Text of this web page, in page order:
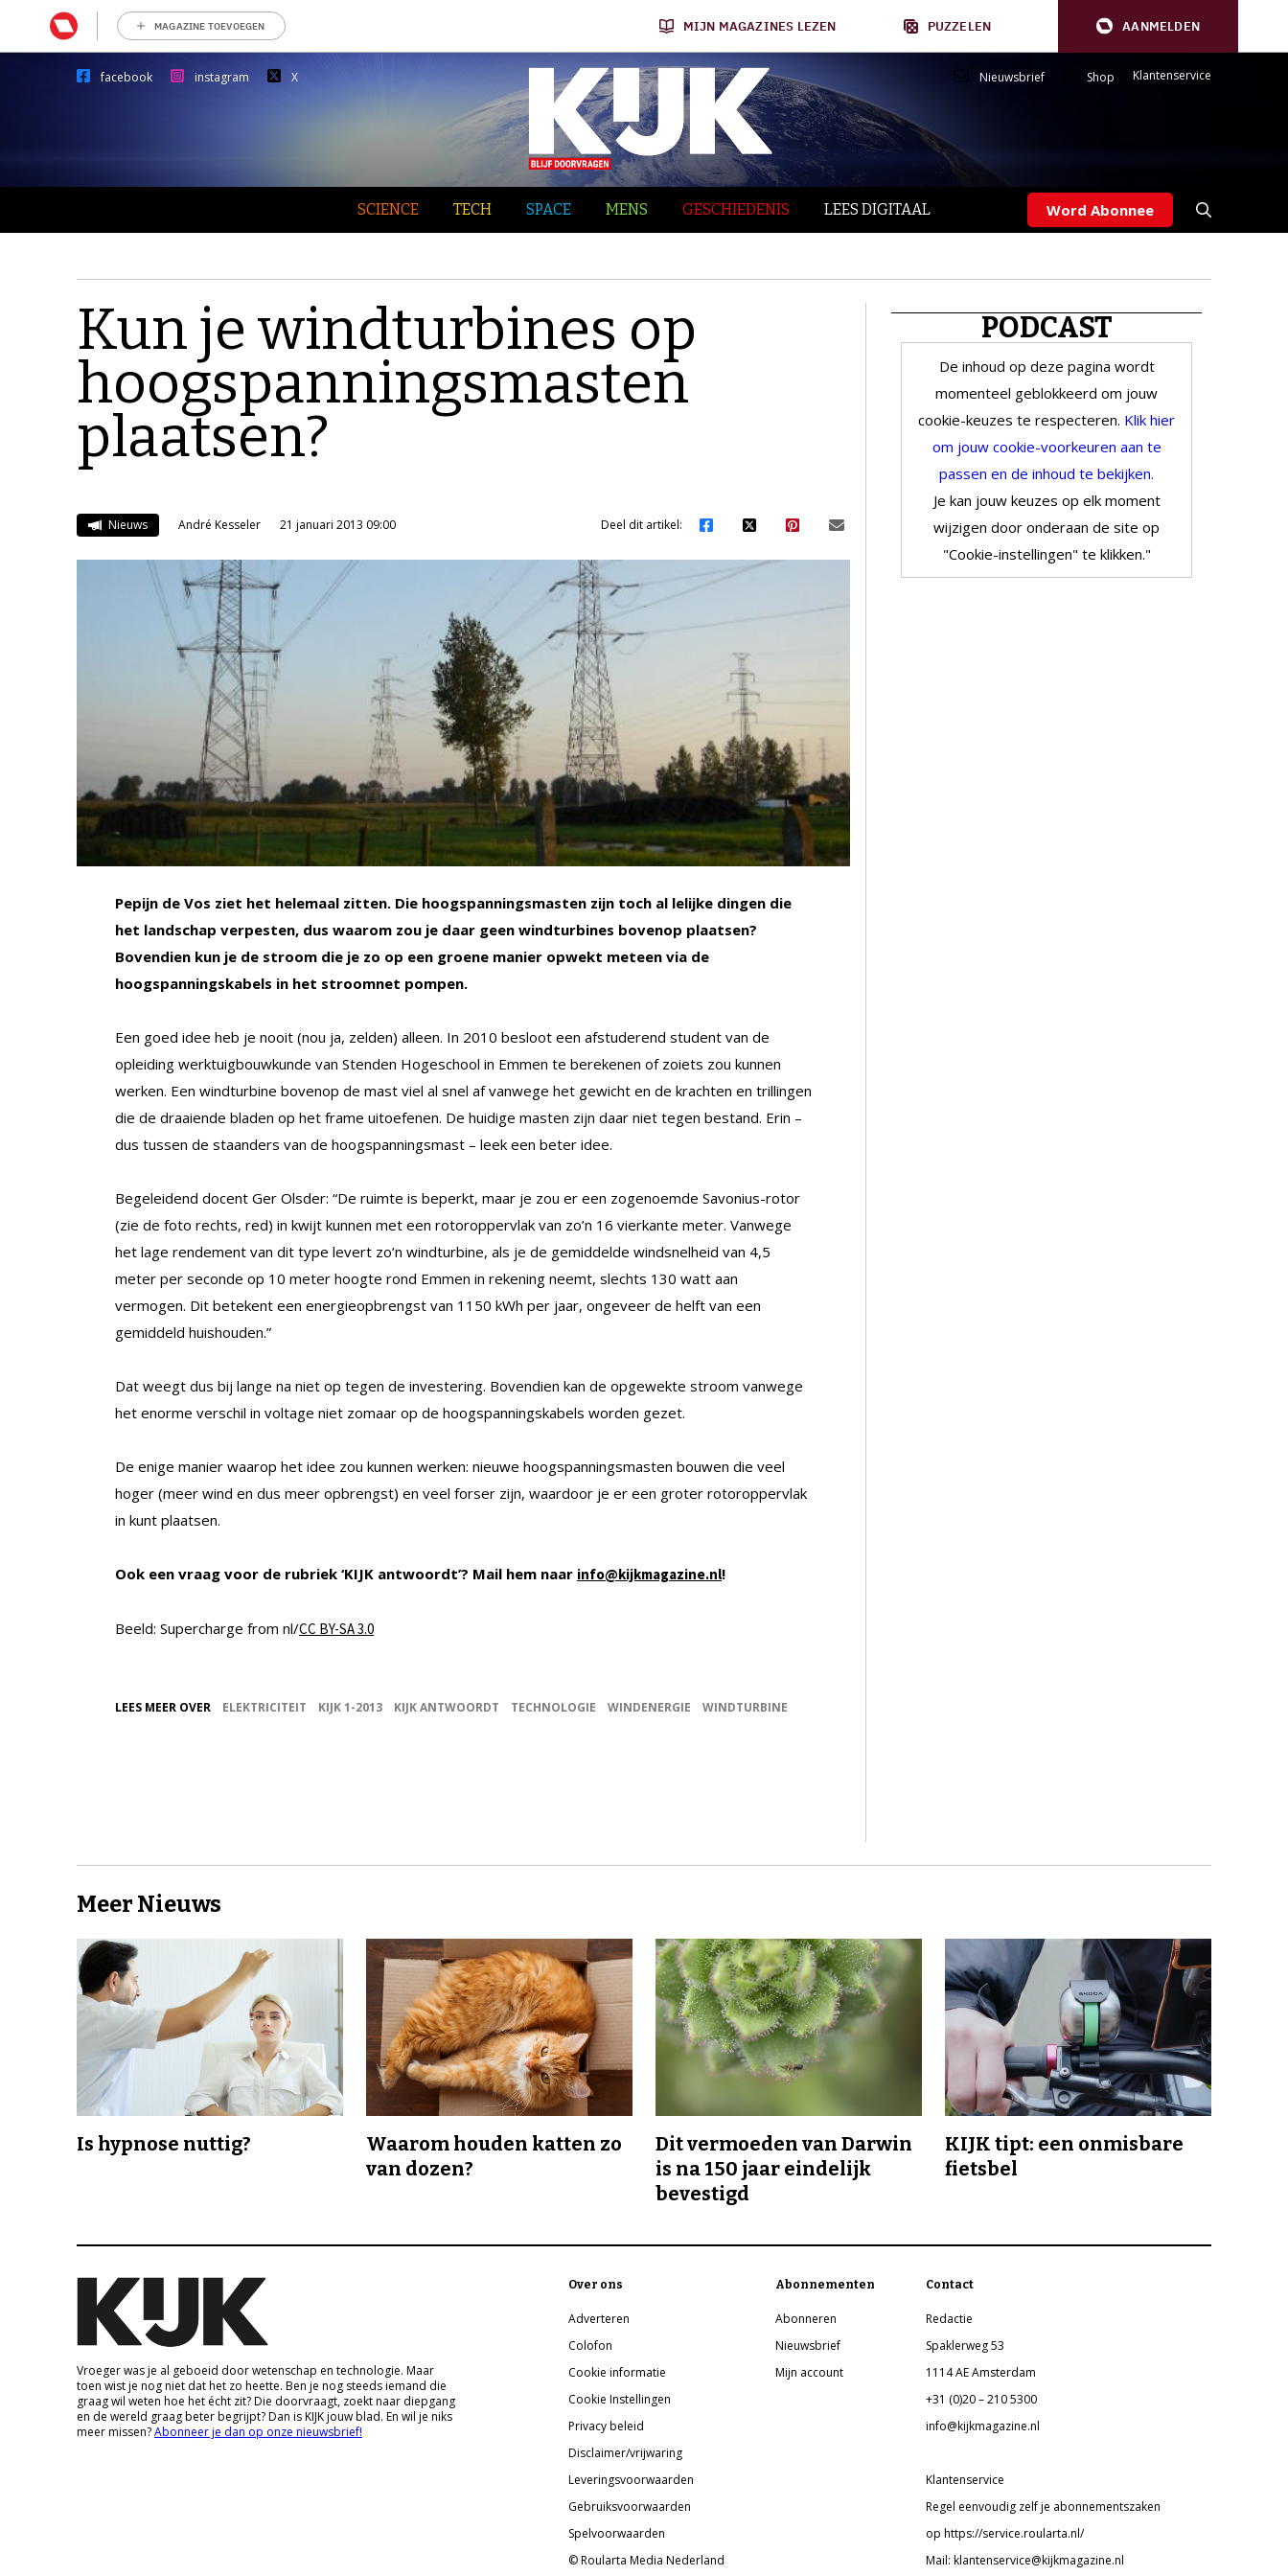
MAGAZINE TOEVOEGEN MIJN MAGAZINES LEZEN PUZZELEN AANMELDEN
facebook instagram X Nieuwsbrief Shop Klantenservice
SCIENCE TECH SPACE MENS GESCHIEDENIS LEES DIGITAAL Word Abonnee
Kun je windturbines op
hoogspanningsmasten
plaatsen?
Nieuws André Kesseler 21 januari 2013 09:00 Deel dit artikel:
Pepijn de Vos ziet het helemaal zitten. Die hoogspanningsmasten zijn toch al lelijke dingen die
het landschap verpesten, dus waarom zou je daar geen windturbines bovenop plaatsen?
Bovendien kun je de stroom die je zo op een groene manier opwekt meteen via de
hoogspanningskabels in het stroomnet pompen.
Een goed idee heb je nooit (nou ja, zelden) alleen. In 2010 besloot een afstuderend student van de
opleiding werktuigbouwkunde van Stenden Hogeschool in Emmen te berekenen of zoiets zou kunnen
werken. Een windturbine bovenop de mast viel al snel af vanwege het gewicht en de krachten en trillingen
die de draaiende bladen op het frame uitoefenen. De huidige masten zijn daar niet tegen bestand. Erin –
dus tussen de staanders van de hoogspanningsmast – leek een beter idee.
Begeleidend docent Ger Olsder: “De ruimte is beperkt, maar je zou er een zogenoemde Savonius-rotor
(zie de foto rechts, red) in kwijt kunnen met een rotoroppervlak van zo’n 16 vierkante meter. Vanwege
het lage rendement van dit type levert zo’n windturbine, als je de gemiddelde windsnelheid van 4,5
meter per seconde op 10 meter hoogte rond Emmen in rekening neemt, slechts 130 watt aan
vermogen. Dit betekent een energieopbrengst van 1150 kWh per jaar, ongeveer de helft van een
gemiddeld huishouden.”
Dat weegt dus bij lange na niet op tegen de investering. Bovendien kan de opgewekte stroom vanwege
het enorme verschil in voltage niet zomaar op de hoogspanningskabels worden gezet.
De enige manier waarop het idee zou kunnen werken: nieuwe hoogspanningsmasten bouwen die veel
hoger (meer wind en dus meer opbrengst) en veel forser zijn, waardoor je er een groter rotoroppervlak
in kunt plaatsen.
Ook een vraag voor de rubriek ‘KIJK antwoordt’? Mail hem naar info@kijkmagazine.nl!
Beeld: Supercharge from nl/CC BY-SA 3.0
LEES MEER OVER ELEKTRICITEIT KIJK 1-2013 KIJK ANTWOORDT TECHNOLOGIE WINDENERGIE WINDTURBINE
PODCAST
De inhoud op deze pagina wordt
momenteel geblokkeerd om jouw
cookie-keuzes te respecteren. Klik hier
om jouw cookie-voorkeuren aan te
passen en de inhoud te bekijken.
Je kan jouw keuzes op elk moment
wijzigen door onderaan de site op
"Cookie-instellingen" te klikken."
Meer Nieuws
Is hypnose nuttig?
Waarom houden katten zo
van dozen?
Dit vermoeden van Darwin
is na 150 jaar eindelijk
bevestigd
KIJK tipt: een onmisbare
fietsbel
Vroeger was je al geboeid door wetenschap en technologie. Maar
toen wist je nog niet dat het zo heette. Ben je nog steeds iemand die
graag wil weten hoe het écht zit? Die doorvraagt, zoekt naar diepgang
en de wereld graag beter begrijpt? Dan is KIJK jouw blad. En wil je niks
meer missen?Abonneer je dan op onze nieuwsbrief!
Over ons
Adverteren
Colofon
Cookie informatie
Cookie Instellingen
Privacy beleid
Disclaimer/vrijwaring
Leveringsvoorwaarden
Gebruiksvoorwaarden
Spelvoorwaarden
© Roularta Media Nederland
Abonnementen
Abonneren
Nieuwsbrief
Mijn account
Contact
Redactie
Spaklerweg 53
1114 AE Amsterdam
+31 (0)20 – 210 5300
info@kijkmagazine.nl
Klantenservice
Regel eenvoudig zelf je abonnementszaken
op https://service.roularta.nl/
Mail: klantenservice@kijkmagazine.nl